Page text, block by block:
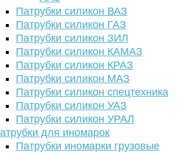
Патрубки силикон ВАЗ
Патрубки силикон ГАЗ
Патрубки силикон ЗИЛ
Патрубки силикон КАМАЗ
Патрубки силикон КРАЗ
Патрубки силикон МАЗ
Патрубки силикон спецтехника
Патрубки силикон УАЗ
Патрубки силикон УРАЛ
для иномарок
Патрубки иномарки грузовые